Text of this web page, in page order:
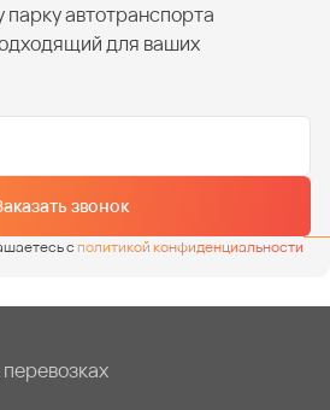
автотранспорта
для ваших
звонок
сполитикой конфиденциальности